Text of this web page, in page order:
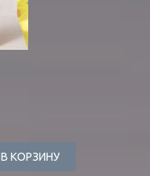
В КОРЗИНУ